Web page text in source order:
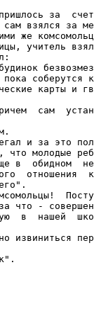
за
сам взялся за
же
учитель
соберутся
карты и
сам
и за это
что молодые
в  обидном
отношения
что -
в  нашей
извиниться